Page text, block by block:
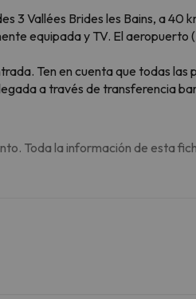
3 Vallées Brides les Bains, a 40
equipada y TV. El aeropuerto
Ten en cuenta que todas las
a través de transferencia
Toda la información de esta